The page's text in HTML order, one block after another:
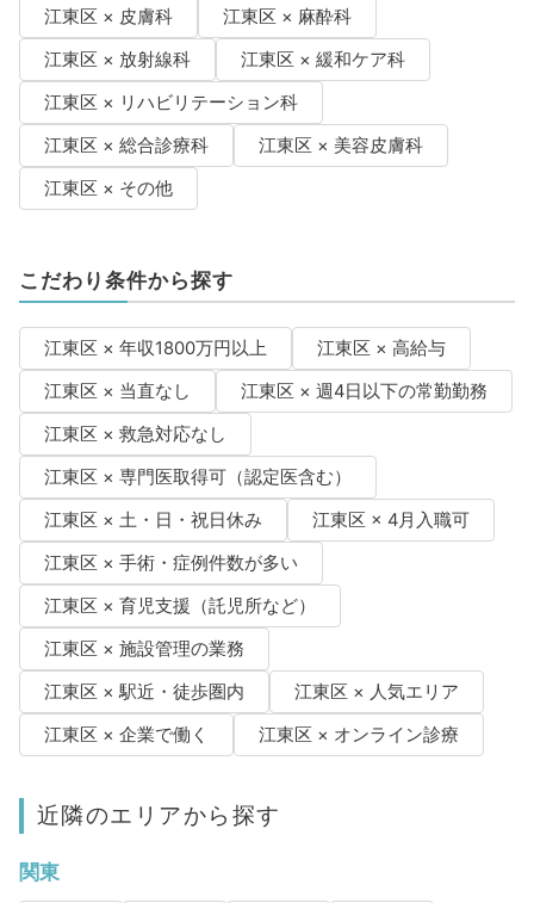
江東区 × 皮膚科
江東区 × 麻酔科
江東区 × 放射線科
江東区 × 緩和ケア科
江東区 × リハビリテーション科
江東区 × 総合診療科
江東区 × 美容皮膚科
江東区 × その他
こだわり条件から探す
江東区 × 年収1800万円以上
江東区 × 高給与
江東区 × 当直なし
江東区 × 週4日以下の常勤勤務
江東区 × 救急対応なし
江東区 × 専門医取得可（認定医含む）
江東区 × 土・日・祝日休み
江東区 × 4月入職可
江東区 × 手術・症例件数が多い
江東区 × 育児支援（託児所など）
江東区 × 施設管理の業務
江東区 × 駅近・徒歩圏内
江東区 × 人気エリア
江東区 × 企業で働く
江東区 × オンライン診療
近隣のエリアから探す
関東